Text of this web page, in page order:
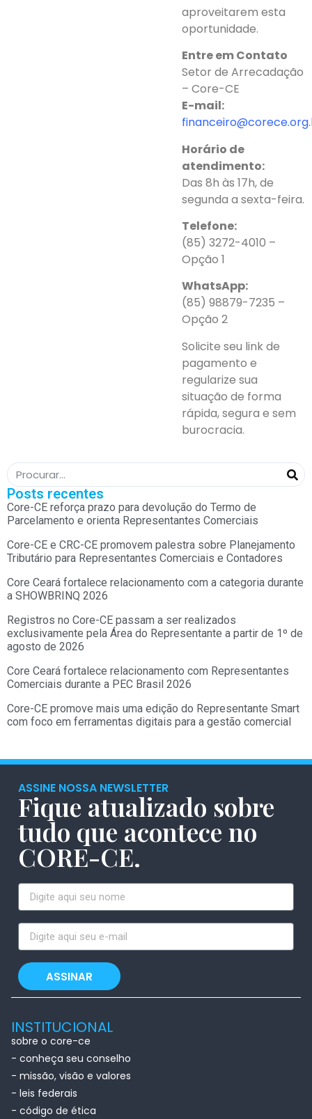
aproveitarem esta
oportunidade.
Entre em Contato
Setor de Arrecadação
– Core-CE
E-mail:
Horário de
atendimento:
Das 8h às 17h, de
segunda a sexta-feira.
Telefone:
(85) 3272-4010 –
Opção 1
WhatsApp:
(85) 98879-7235 –
Opção 2
Solicite seu link de
pagamento e
regularize sua
situação de forma
rápida, segura e sem
burocracia.
Posts recentes
Core-CE reforça prazo para devolução do Termo de
Parcelamento e orienta Representantes Comerciais
Core-CE e CRC-CE promovem palestra sobre Planejamento
Tributário para Representantes Comerciais e Contadores
Core Ceará fortalece relacionamento com a categoria durante
a SHOWBRINQ 2026
Registros no Core-CE passam a ser realizados
exclusivamente pela Área do Representante a partir de 1º de
agosto de 2026
Core Ceará fortalece relacionamento com Representantes
Comerciais durante a PEC Brasil 2026
Core-CE promove mais uma edição do Representante Smart
com foco em ferramentas digitais para a gestão comercial
ASSINE NOSSA NEWSLETTER
Fique atualizado sobre
tudo que acontece no
CORE-CE.
ASSINAR
INSTITUCIONAL
sobre o core-ce
- conheça seu conselho
- missão, visão e valores
- leis federais
- código de ética